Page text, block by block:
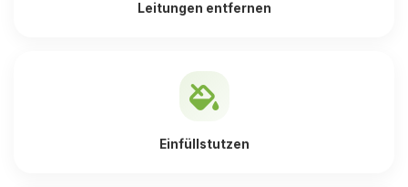
Leitungen entfernen
Einfüllstutzen